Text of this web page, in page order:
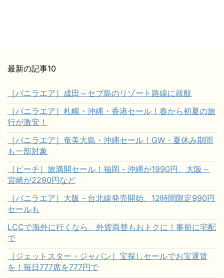
最新の記事10
［バニラエア］成田～セブ島のリゾート路線に就航
［バニラエア］札幌・沖縄・香港セール！春から初夏の旅
行が激安！
［バニラエア］奄美大島・沖縄セール！GW・夏休み期間
も一部対象
［ピーチ］旅満開セール！福岡－沖縄が1990円、大阪－
宮崎が2290円など
［バニラエア］大阪－台北線発売開始、12時間限定990円
セールも
LCCで海外に行くなら、外貨両替もおトクに！事前に宅配
で
［ジェットスター・ジャパン］宝探しセールでお宝運賃
を！毎日777席を777円で